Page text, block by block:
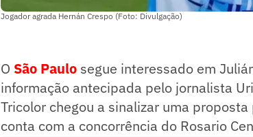
Jogador agrada Hernán Crespo (Foto: Divulgação)
O São Paulo segue interessado em
informação antecipada pelo jornalista
Tricolor chegou a sinalizar uma
conta com a concorrência do Rosario